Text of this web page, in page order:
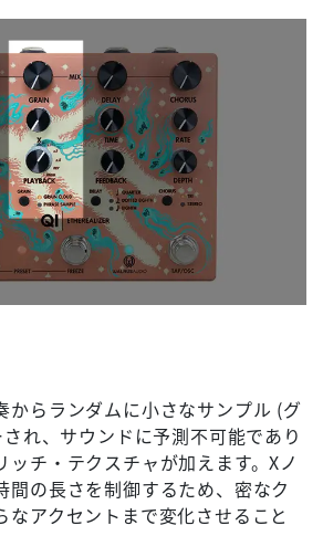
からランダムに小さなサンプル (グ
れ、サウンドに予測不可能であり
ッチ・テクスチャが加えます。Xノ
間の長さを制御するため、密なク
なアクセントまで変化させること